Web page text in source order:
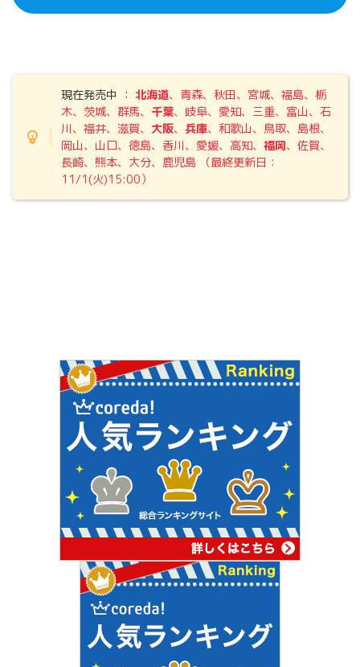
現在発売中 ：北海道、青森、秋田、宮城、福島、栃
木、茨城、群馬、 千葉、岐阜、愛知、三重、富山、石
川、福井、滋賀、 大阪、 兵庫、和歌山、鳥取、島根、
岡山、山口、徳島、香川、愛媛、高知、福岡、佐賀、
長崎、熊本、大分、鹿児島 （最終更新日：
11/1(火)15:00）